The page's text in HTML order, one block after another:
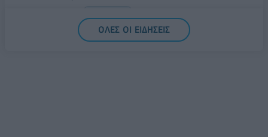
ΟΛΕΣ ΟΙ ΕΙΔΗΣΕΙΣ